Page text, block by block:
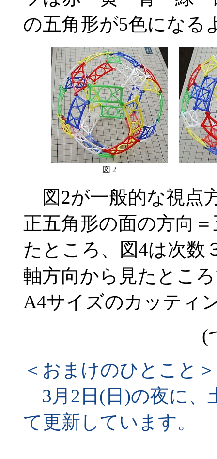
の五角形が5色になる
図 2
図2が一般的な視点
正五角形の面の方向
たところ、図4は次数
軸方向から見たとこ
A4サイズのカッティ
(
＜おまけのひとこと＞
3月2日(日)の夜に、
て更新しています。